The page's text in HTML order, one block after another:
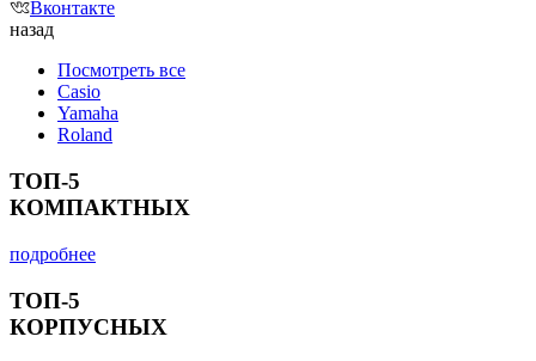
Вконтакте
назад
Посмотреть все
Casio
Yamaha
Roland
ТОП-5
КОМПАКТНЫХ
подробнее
ТОП-5
КОРПУСНЫХ